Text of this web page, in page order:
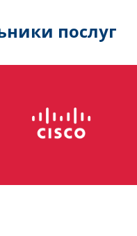
послуг